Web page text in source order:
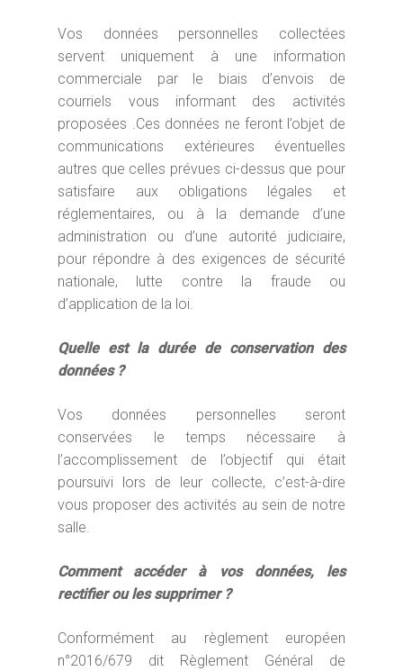
Vos données personnelles collectées
servent uniquement à une information
commerciale par le biais d’envois de
courriels vous informant des activités
proposées .Ces données ne feront l’objet de
communications extérieures éventuelles
autres que celles prévues ci-dessus que pour
satisfaire aux obligations légales et
réglementaires, ou à la demande d’une
administration ou d’une autorité judiciaire,
pour répondre à des exigences de sécurité
nationale, lutte contre la fraude ou
d’application de la loi.
Quelle est la durée de conservation des
données ?
Vos données personnelles seront
conservées le temps nécessaire à
l’accomplissement de l’objectif qui était
poursuivi lors de leur collecte, c’est-à-dire
vous proposer des activités au sein de notre
salle.
Comment accéder à vos données, les
rectifier ou les supprimer ?
Conformément au règlement européen
n°2016/679 dit Règlement Général de